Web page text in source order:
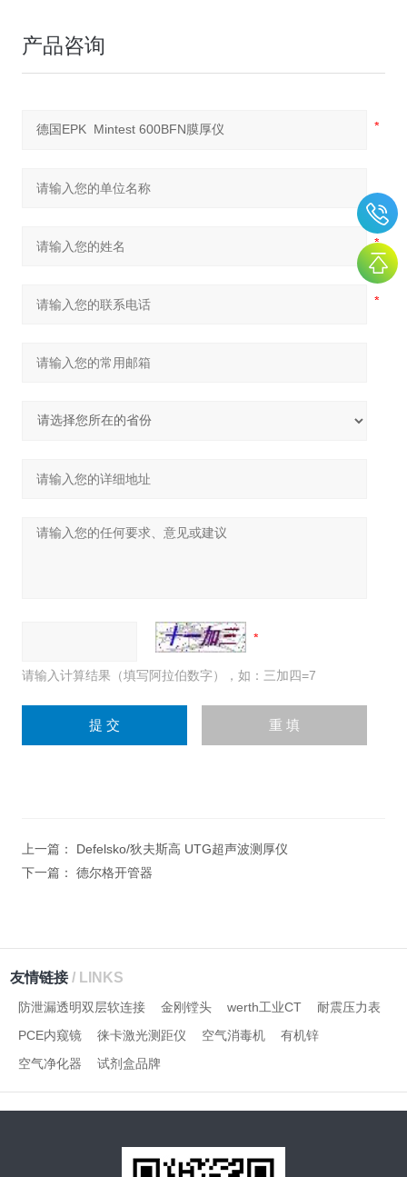
产品咨询
请输入计算结果（填写阿拉伯数字），如：三加四=7
上一篇： Defelsko/狄夫斯高 UTG超声波测厚仪
下一篇： 德尔格开管器
友情链接/ LINKS
防泄漏透明双层软连接 金刚镗头 werth工业CT
耐震压力表
PCE内窥镜
徕卡激光测距仪 空气消毒机
有机锌
空气净化器
试剂盒品牌